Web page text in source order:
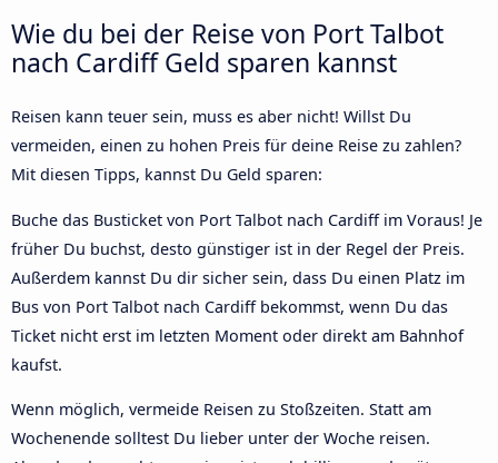
Wie du bei der Reise von Port Talbot
nach Cardiff Geld sparen kannst
Reisen kann teuer sein, muss es aber nicht! Willst Du
vermeiden, einen zu hohen Preis für deine Reise zu zahlen?
Mit diesen Tipps, kannst Du Geld sparen:
Buche das Busticket von Port Talbot nach Cardiff im Voraus! Je
früher Du buchst, desto günstiger ist in der Regel der Preis.
Außerdem kannst Du dir sicher sein, dass Du einen Platz im
Bus von Port Talbot nach Cardiff bekommst, wenn Du das
Ticket nicht erst im letzten Moment oder direkt am Bahnhof
kaufst.
Wenn möglich, vermeide Reisen zu Stoßzeiten. Statt am
Wochenende solltest Du lieber unter der Woche reisen.